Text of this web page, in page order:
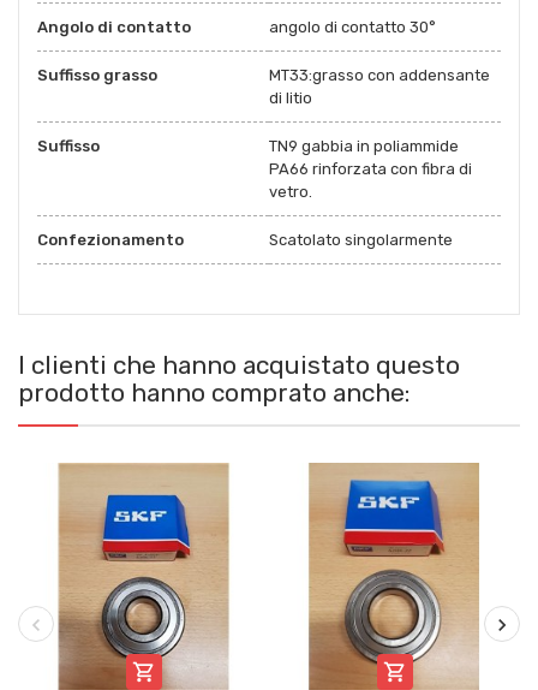
Angolo di contatto angolo di contatto 30°
Suffisso grasso
MT33:grasso con addensante
di litio
Suffisso
TN9 gabbia in poliammide
PA66 rinforzata con fibra di
vetro.
Confezionamento Scatolato singolarmente
I clienti che hanno acquistato questo
prodotto hanno comprato anche:
 